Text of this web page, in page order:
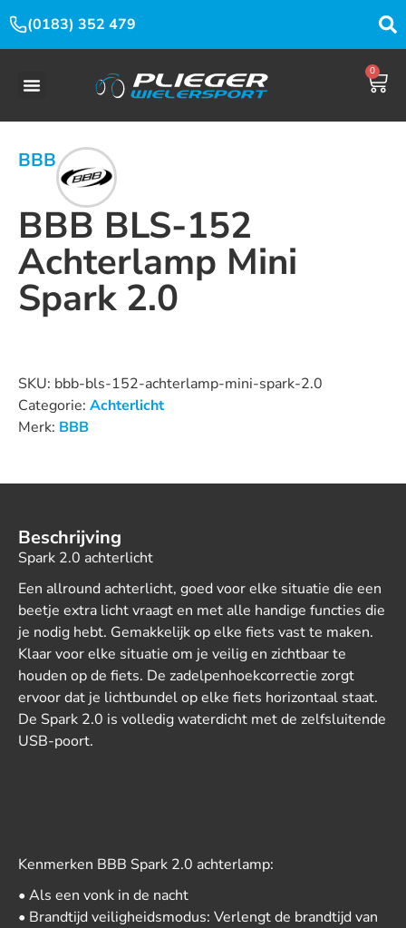
(0183) 352 479
0
BBB
BBB BLS-152
Achterlamp Mini
Spark 2.0
SKU: bbb-bls-152-achterlamp-mini-spark-2.0
Categorie: Achterlicht
Merk: BBB
Beschrijving
Spark 2.0 achterlicht
Een allround achterlicht, goed voor elke situatie die een
beetje extra licht vraagt en met alle handige functies die
je nodig hebt. Gemakkelijk op elke fiets vast te maken.
Klaar voor elke situatie om je veilig en zichtbaar te
houden op de fiets. De zadelpenhoekcorrectie zorgt
ervoor dat je lichtbundel op elke fiets horizontaal staat.
De Spark 2.0 is volledig waterdicht met de zelfsluitende
USB-poort.
Kenmerken BBB Spark 2.0 achterlamp:
• Als een vonk in de nacht
• Brandtijd veiligheidsmodus: Verlengt de brandtijd van